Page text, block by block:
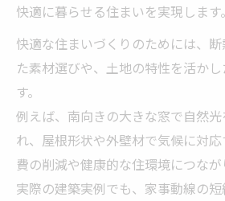
快適に暮らせる住まいを実現します。
快適な住まいづくりのためには、
た素材選びや、土地の特性を活か
す。
例えば、南向きの大きな窓で自然
れ、屋根形状や外壁材で気候に対
費の削減や健康的な住環境につなが
実際の建築実例でも、家事動線の